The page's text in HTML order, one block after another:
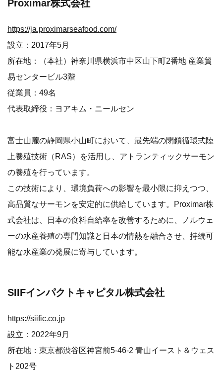
Proximar株式会社
https://ja.proximarseafood.com/
設立：2017年5月
所在地：（本社）神奈川県横浜市中区山下町2番地 産業貿
易センタービル3階
従業員：49名
代表取締役：ヨアキム・ニールセン
富士山麓の静岡県小山町において、最先端の閉鎖循環式陸
上養殖技術（RAS）を活用し、アトランティックサーモン
の養殖を行っています。
この技術により、環境負荷への影響を最小限に抑えつつ、
高品質なサーモンを安定的に供給しています。Proximar株
式会社は、日本の食料自給率を改善するために、ノルウェ
ーの水産養殖の専門知識と日本の情熱を融合させ、持続可
能な水産業の発展に寄与しています。
SIIFインパクトキャピタル株式会社
https://siific.co.jp
設立：2022年9月
所在地：東京都渋谷区神宮前5-46-2 青山イースト＆ウェス
ト202号